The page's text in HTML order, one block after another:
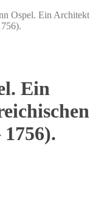
Ospel. Ein Architekt
Ein